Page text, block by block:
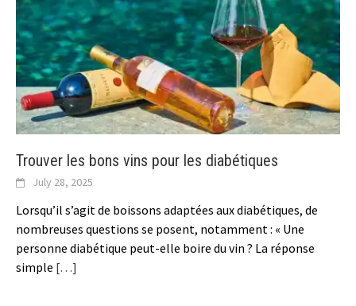
Trouver les bons vins pour les diabétiques
July 28, 2025
Lorsqu’il s’agit de boissons adaptées aux diabétiques, de
nombreuses questions se posent, notamment : « Une
personne diabétique peut-elle boire du vin ? La réponse
simple […]